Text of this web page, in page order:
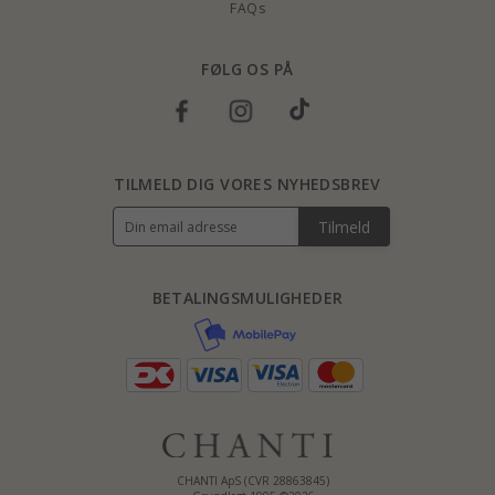
FAQs
FØLG OS PÅ
CHANTI ApS (CVR 28863845)
BETALINGSMULIGHEDER
TILMELD DIG VORES NYHEDSBREV
Tilmeld